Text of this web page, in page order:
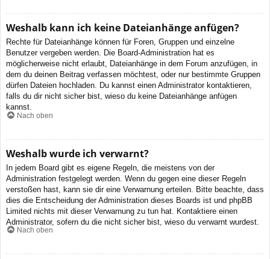
Weshalb kann ich keine Dateianhänge anfügen?
Rechte für Dateianhänge können für Foren, Gruppen und einzelne
Benutzer vergeben werden. Die Board-Administration hat es
möglicherweise nicht erlaubt, Dateianhänge in dem Forum anzufügen, in
dem du deinen Beitrag verfassen möchtest, oder nur bestimmte Gruppen
dürfen Dateien hochladen. Du kannst einen Administrator kontaktieren,
falls du dir nicht sicher bist, wieso du keine Dateianhänge anfügen
kannst.
Nach oben
Weshalb wurde ich verwarnt?
In jedem Board gibt es eigene Regeln, die meistens von der
Administration festgelegt werden. Wenn du gegen eine dieser Regeln
verstoßen hast, kann sie dir eine Verwarnung erteilen. Bitte beachte, dass
dies die Entscheidung der Administration dieses Boards ist und phpBB
Limited nichts mit dieser Verwarnung zu tun hat. Kontaktiere einen
Administrator, sofern du die nicht sicher bist, wieso du verwarnt wurdest.
Nach oben